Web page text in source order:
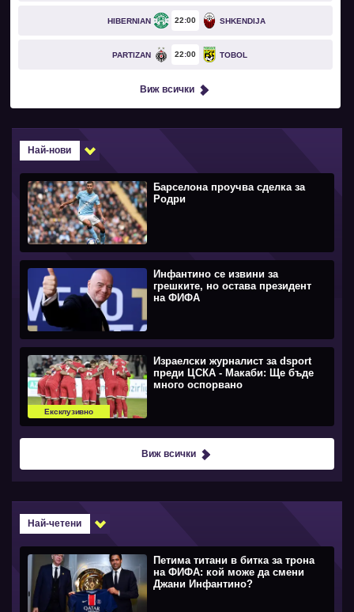
HIBERNIAN 22 00 SHKENDIJA
PARTIZAN 22 00 TOBOL
Виж всички
Най-нови
Барселона проучва сделка за
Родри
Инфантино се извини за
грешките, но остава президент
на ФИФА
Ексклузивно
Израелски журналист за dsport
преди ЦСКА - Макаби: Ще бъде
много оспорвано
Виж всички
Най-четени
Петима титани в битка за трона
на ФИФА: кой може да смени
Джани Инфантино?